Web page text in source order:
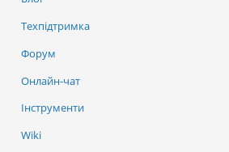
Техпідтримка
Форум
Онлайн-чат
Інструменти
Wiki